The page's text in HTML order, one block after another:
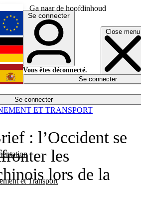
Ga naar de hoofdinhoud
Close menu
Se connecter
et Transport
Économie
English
Deutsch
Español
Se connecter
Vous êtes déconnecté.
Se connecter
: l’Occident se
les
lors de la
ET TRANSPORT